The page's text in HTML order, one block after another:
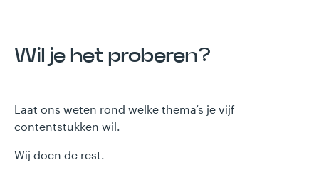
Wil je het proberen?
Laat ons weten rond welke thema’s je vijf
contentstukken wil.
Wij doen de rest.